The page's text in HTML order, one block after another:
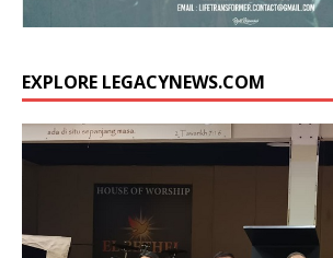
EXPLORE LEGACYNEWS.COM